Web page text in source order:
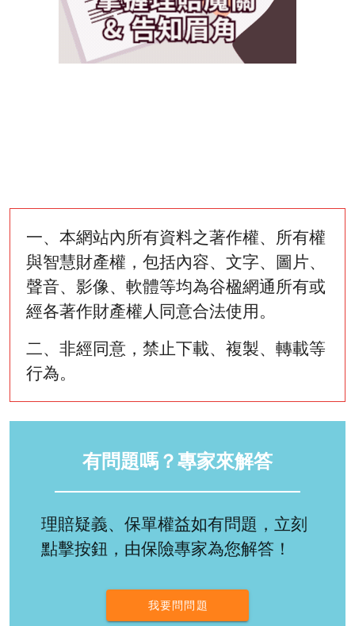
一、本網站內所有資料之著作權、所有權
與智慧財產權，包括內容、文字、圖片、
聲音、影像、軟體等均為谷楹網通所有或
經各著作財產權人同意合法使用。
二、非經同意，禁止下載、複製、轉載等
行為。
有問題嗎？專家來解答
理賠疑義、保單權益如有問題，立刻
點擊按鈕，由保險專家為您解答！
我要問問題